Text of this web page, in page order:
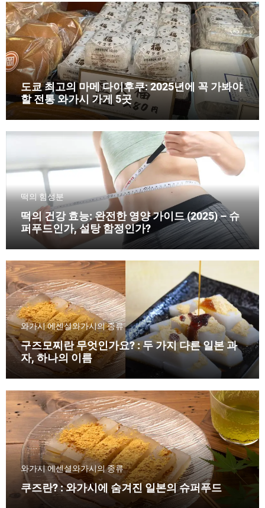
도쿄 최고의 마메 다이후쿠: 2025년에 꼭 가봐야
할 전통 와가시 가게 5곳
떡의 힘성분
떡의 건강 효능: 완전한 영양 가이드 (2025) – 슈
퍼푸드인가, 설탕 함정인가?
와가시 에센셜와가시의 종류
구즈모찌란 무엇인가요? : 두 가지 다른 일본 과
자, 하나의 이름
와가시 에센셜와가시의 종류
쿠즈란? : 와가시에 숨겨진 일본의 슈퍼푸드